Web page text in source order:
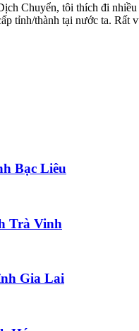
Chuyển, tôi thích đi
tỉnh/thành tại nước ta.
Bạc Liêu
Trà Vinh
Gia Lai